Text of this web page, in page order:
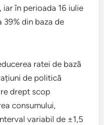
în perioada 16 iulie
din baza de
ratei de bază
de politică
drept scop
consumului,
variabil de ±1,5